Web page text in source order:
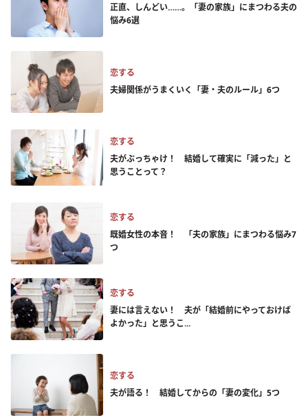
正直、しんどい……。「妻の家族」にまつわる夫の
悩み6選
恋する
夫婦関係がうまくいく「妻・夫のルール」6つ
恋する
夫がぶっちゃけ！ 結婚して確実に「減った」と
思うことって？
恋する
既婚女性の本音！ 「夫の家族」にまつわる悩み7
つ
恋する
妻には言えない！ 夫が「結婚前にやっておけば
よかった」と思うこ...
恋する
夫が語る！ 結婚してからの「妻の変化」5つ